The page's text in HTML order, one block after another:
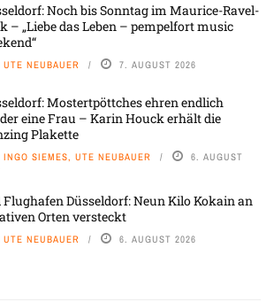
Noch bis Sonntag im Maurice-Ravel-
– „Liebe das Leben – pempelfort music
UTE NEUBAUER 7. AUGUST 2026
Mostertpöttches ehren endlich
eine Frau – Karin Houck erhält die
Plakette
INGO SIEMES, UTE NEUBAUER 6. AUGUST
Flughafen Düsseldorf: Neun Kilo Kokain an
Orten versteckt
UTE NEUBAUER 6. AUGUST 2026